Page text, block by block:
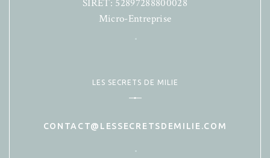
SIRET: 52897288800028
Micro-Entreprise
LES SECRETS DE MILIE
CONTACT@LESSECRETSDEMILIE.COM